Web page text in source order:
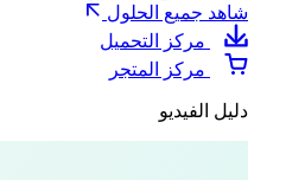
شاهد جميع الحلول
مركز التحميل
مركز المتجر
دليل الفيديو